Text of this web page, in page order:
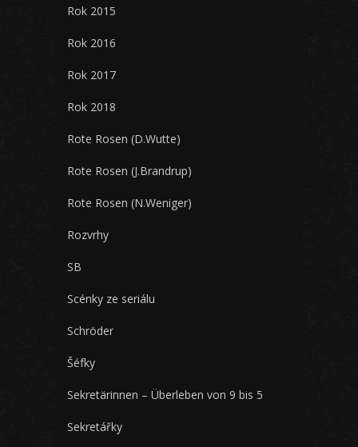
Rok 2015
Rok 2016
Rok 2017
Rok 2018
Rote Rosen (D.Wutte)
Rote Rosen (J.Brandrup)
Rote Rosen (N.Weniger)
Rozvrhy
SB
Scénky ze seriálu
Schröder
Šéfky
Sekretärinnen – Überleben von 9 bis 5
Sekretářky